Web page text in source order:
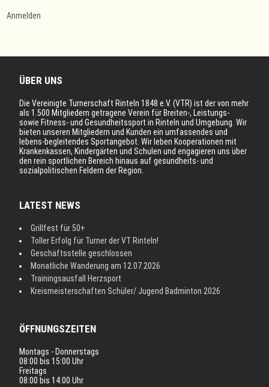
Anmelden
ÜBER UNS
Die Vereinigte Turnerschaft Rinteln 1848 e.V. (VTR) ist der von mehr
als 1.500 Mitgliedern getragene Verein für Breiten-, Leistungs-
sowie Fitness- und Gesundheitssport in Rinteln und Umgebung. Wir
bieten unseren Mitgliedern und Kunden ein umfassendes und
lebens-begleitendes Sportangebot. Wir leben Kooperationen mit
Krankenkassen, Kindergärten und Schulen und engagieren uns über
den rein sportlichen Bereich hinaus auf gesundheits- und
sozialpolitischen Feldern der Region.
LATEST NEWS
Grillfest für 50+
Toller Erfolg für Turner der VT Rinteln!
Geschäftsstelle geschlossen
Monatliche Wanderung am 12.07.2026
Trainingsausfall Herzsport
Kreismeisterschaften Schüler/ Jugend Badminton 2026
ÖFFNUNGSZEITEN
Montags - Donnerstags
08:00 bis 15:00 Uhr
Freitags
08:00 bis 14:00 Uhr